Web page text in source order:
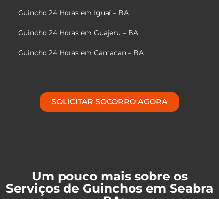
Guincho 24 Horas em Iguaí – BA
Guincho 24 Horas em Guajeru – BA
Guincho 24 Horas em Camacan – BA
SOLICITAR SOCORRO AGORA
Um pouco mais sobre os
Serviços de Guinchos em Seabra